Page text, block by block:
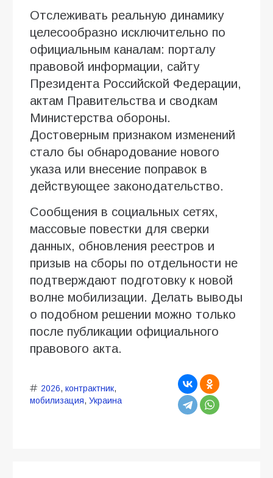
Отслеживать реальную динамику
целесообразно исключительно по
официальным каналам: порталу
правовой информации, сайту
Президента Российской Федерации,
актам Правительства и сводкам
Министерства обороны.
Достоверным признаком изменений
стало бы обнародование нового
указа или внесение поправок в
действующее законодательство.
Сообщения в социальных сетях,
массовые повестки для сверки
данных, обновления реестров и
призыв на сборы по отдельности не
подтверждают подготовку к новой
волне мобилизации. Делать выводы
о подобном решении можно только
после публикации официального
правового акта.
2026, контрактник,
мобилизация, Украина